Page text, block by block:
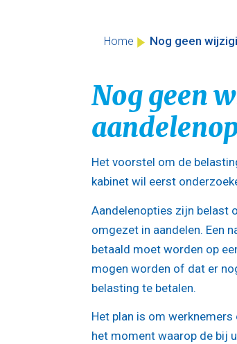
Home Nog geen
Nog geen
Het voorstel om de
kabinet wil eerst
Aandelenopties zijn belast
omgezet in aandelen. Een
betaald moet worden op
mogen worden of dat er
belasting te betalen.
Het plan is om
het moment waarop de bij